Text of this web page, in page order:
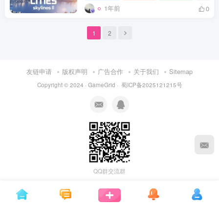
1年前 0
1 2
友链申请 版权声明 广告合作 关于我们 Sitemap
Copyright © 2024 · GameGrid · 蜀ICP备2025121215号
QQ群交流群